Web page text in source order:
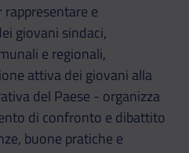
rappresentare e
giovani sindaci,
e regionali,
attiva dei giovani alla
del Paese - organizza
di confronto e dibattito
buone pratiche e